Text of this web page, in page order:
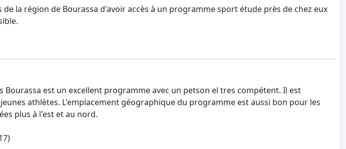
la région de Bourassa d'avoir accès à un programme sport étude près de chez eux
Bourassa est un excellent programme avec un petson el tres compétent. Il est
athlètes. L'emplacement géographique du programme est aussi bon pour les
plus à l'est et au nord.